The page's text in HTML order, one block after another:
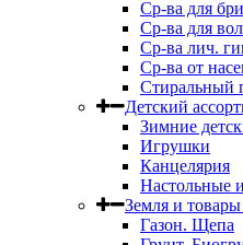
Ср-ва для
Ср-ва для
Ср-ва лич.
Ср-ва от
Стиральный
Детский
Зимние
Игрушки
Канцелярия
Настольные
Земля и товары
Газон. Щепа